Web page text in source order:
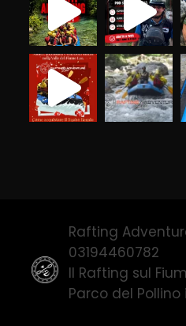
Rafting
03194460782
Il Rafting sul
Parco del